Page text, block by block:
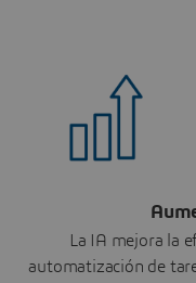
La IA mejora la
automatización de